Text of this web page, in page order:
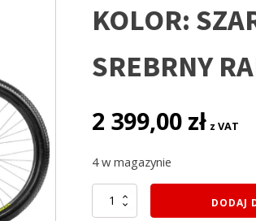
KOLOR:
SREBRNY
2 399,00 zł z VAT
4 w magazynie
ilość
ROWER
DODAJ